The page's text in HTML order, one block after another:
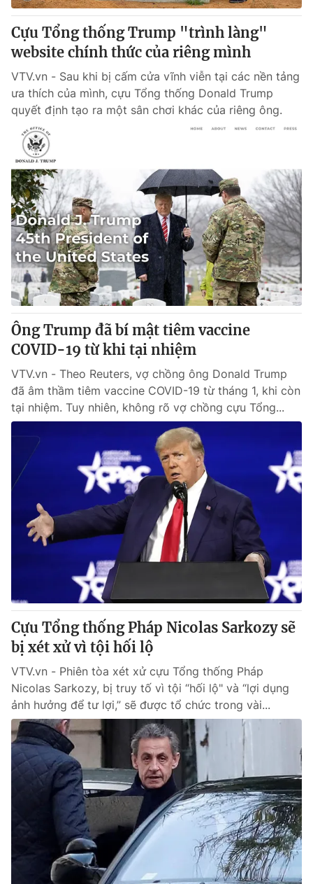
Cựu Tổng thống Trump "trình làng"
website chính thức của riêng mình
VTV.vn - Sau khi bị cấm cửa vĩnh viễn tại các nền tảng
ưa thích của mình, cựu Tổng thống Donald Trump
quyết định tạo ra một sân chơi khác của riêng ông.
Ông Trump đã bí mật tiêm vaccine
COVID-19 từ khi tại nhiệm
VTV.vn - Theo Reuters, vợ chồng ông Donald Trump
đã âm thầm tiêm vaccine COVID-19 từ tháng 1, khi còn
tại nhiệm. Tuy nhiên, không rõ vợ chồng cựu Tổng...
Cựu Tổng thống Pháp Nicolas Sarkozy sẽ
bị xét xử vì tội hối lộ
VTV.vn - Phiên tòa xét xử cựu Tổng thống Pháp
Nicolas Sarkozy, bị truy tố vì tội “hối lộ" và “lợi dụng
ảnh hưởng để tư lợi,” sẽ được tổ chức trong vài...